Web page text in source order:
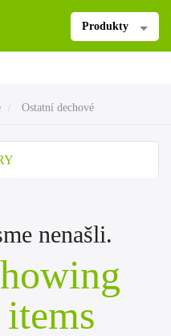
Produkty
Ostatní dechové
nenašli.